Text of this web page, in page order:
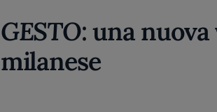
GESTO: una
milanese